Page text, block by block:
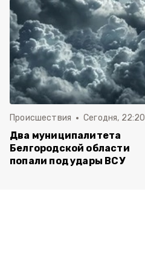
Происшествия Сегодня, 22:20
Два муниципалитета
Белгородской области
попали под удары ВСУ